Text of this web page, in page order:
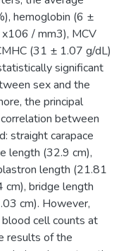
hemoglobin (6 ±
/ mm3), MCV
(31 ± 1.07 g/dL)
significant
sex and the
the principal
between
straight carapace
length (32.9 cm),
length (21.81
cm), bridge length
cm). However,
cell counts at
results of the